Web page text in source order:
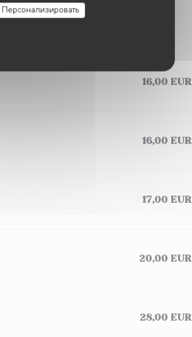
Персонализировать
16,00 EUR
16,00 EUR
17,00 EUR
20,00 EUR
28,00 EUR